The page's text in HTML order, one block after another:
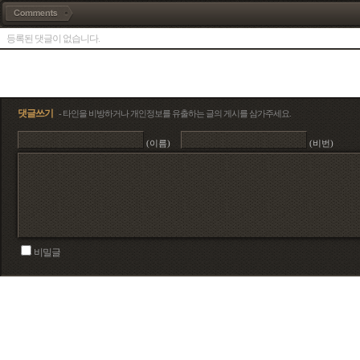
등록된 댓글이 없습니다.
댓글쓰기 - 타인을 비방하거나 개인정보를 유출하는 글의 게시를 삼가주세요.
(이름) (비번)
비밀글